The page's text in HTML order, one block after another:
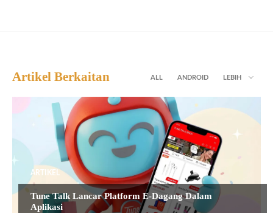
Artikel Berkaitan ALL ANDROID LEBIH
ARTIKEL
Tune Talk Lancar Platform E-Dagang Dalam
Aplikasi